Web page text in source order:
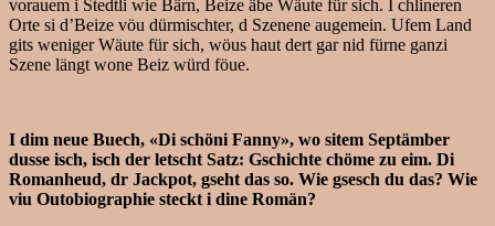
vorauem i Stedtli wie Bärn, Beize äbe Wäute für sich. I chlineren
Orte si d’Beize vöu dürmischter, d Szenene augemein. Ufem Land
gits weniger Wäute für sich, wöus haut dert gar nid fürne ganzi
Szene längt wone Beiz würd föue.
I dim neue Buech, «Di schöni Fanny», wo sitem Septämber
dusse isch, isch der letscht Satz: Gschichte chöme zu eim. Di
Romanheud, dr Jackpot, gseht das so. Wie gsesch du das? Wie
viu Outobiographie steckt i dine Romän?